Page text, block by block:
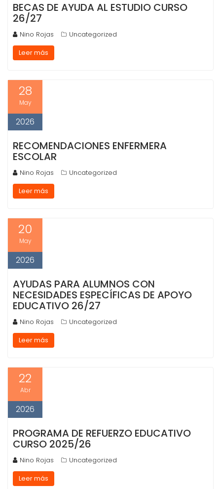
BECAS DE AYUDA AL ESTUDIO CURSO
26/27
Nino Rojas
Uncategorized
Leer más
28
May
2026
RECOMENDACIONES ENFERMERA
ESCOLAR
Nino Rojas
Uncategorized
Leer más
20
May
2026
AYUDAS PARA ALUMNOS CON
NECESIDADES ESPECÍFICAS DE APOYO
EDUCATIVO 26/27
Nino Rojas
Uncategorized
Leer más
22
Abr
2026
PROGRAMA DE REFUERZO EDUCATIVO
CURSO 2025/26
Nino Rojas
Uncategorized
Leer más